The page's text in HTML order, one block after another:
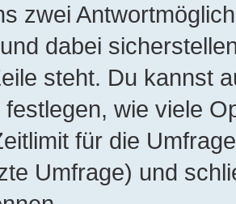
zwei
dabei
steht. Du kannst
festlegen, wie viele
für die
Umfrage) und